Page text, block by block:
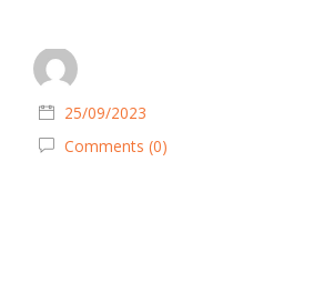
25/09/2023
Comments (0)